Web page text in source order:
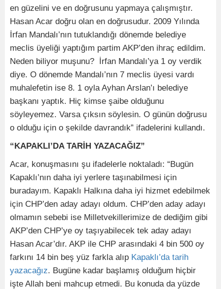
en güzelini ve en doğrusunu yapmaya çalışmıştır.
Hasan Acar doğru olan en doğrusudur. 2009 Yılında
İrfan Mandalı’nın tutuklandığı dönemde belediye
meclis üyeliği yaptığım partim AKP’den ihraç edildim.
Neden biliyor muşunu? İrfan Mandalı’ya 1 oy verdik
diye. O dönemde Mandalı’nın 7 meclis üyesi vardı
muhalefetin ise 8. 1 oyla Ayhan Arslan’ı belediye
başkanı yaptık. Hiç kimse şaibe olduğunu
söyleyemez. Varsa çıksın söylesin. O günün doğrusu
o olduğu için o şekilde davrandık” ifadelerini kullandı.
“KAPAKLI’DA TARİH YAZACAĞIZ”
Acar, konuşmasını şu ifadelerle noktaladı: “Bugün
Kapaklı’nın daha iyi yerlere taşınabilmesi için
buradayım. Kapaklı Halkına daha iyi hizmet edebilmek
için CHP’den aday adayı oldum. CHP’den aday adayı
olmamın sebebi ise Milletvekillerimize de dediğim gibi
AKP’den CHP’ye oy taşıyabilecek tek aday adayı
Hasan Acar’dır. AKP ile CHP arasındaki 4 bin 500 oy
farkını 14 bin beş yüz farkla alıp Kapaklı’da tarih
yazacağız. Bugüne kadar başlamış olduğum hiçbir
işte Allah beni mahcup etmedi. Bu konuda da yüzde